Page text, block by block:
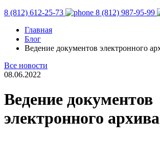
8 (812) 612-25-73
8 (812) 987-95-99
Главная
Блог
Ведение документов электронного
Все новости
08.06.2022
Ведение документов
электронного архива